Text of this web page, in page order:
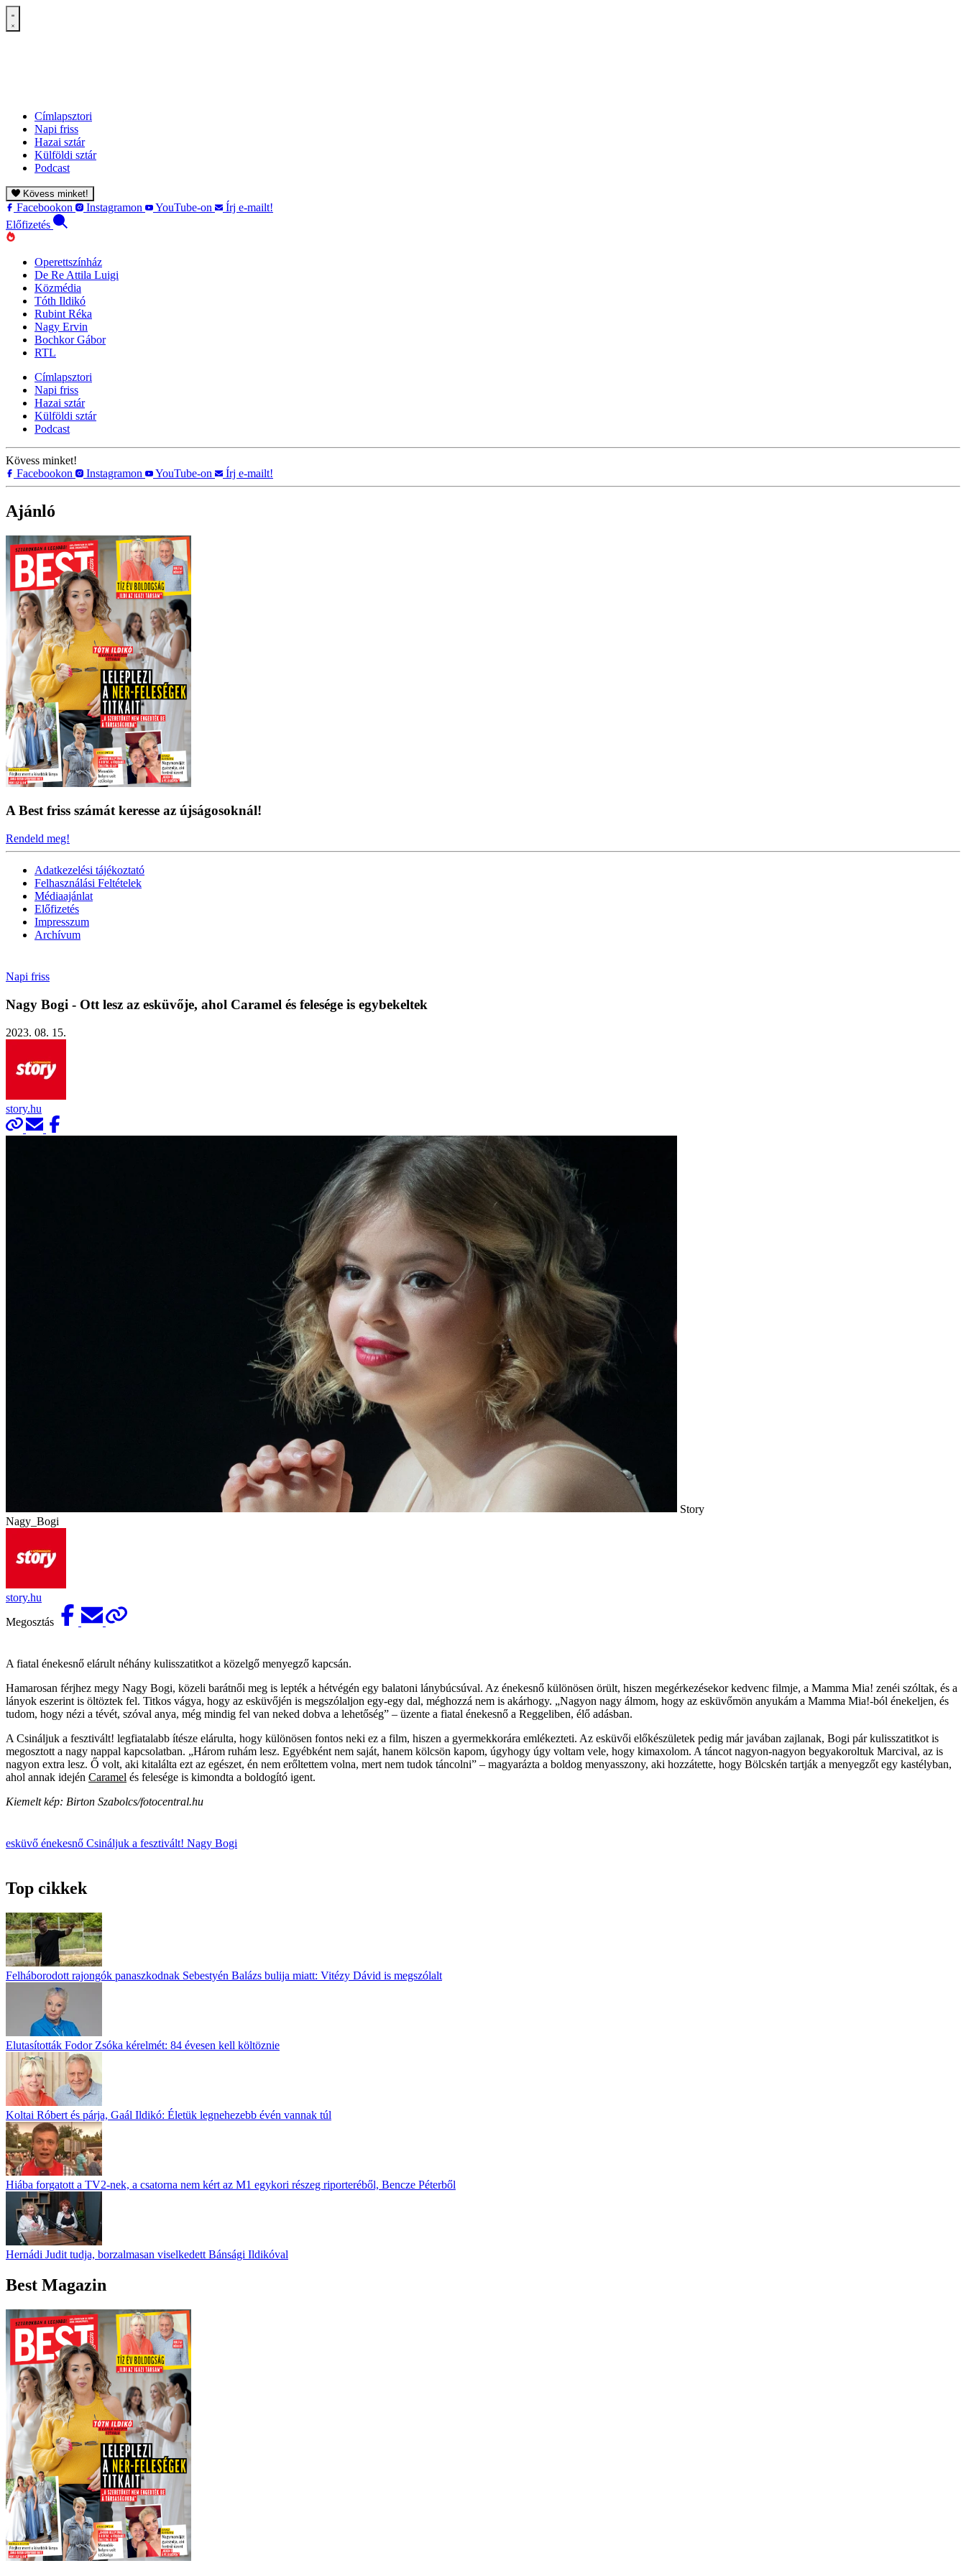
Címlapsztori
Napi friss
Hazai sztár
Külföldi sztár
Podcast
Kövess minket!
Facebookon Instagramon YouTube-on
Írj e-mailt!
Előfizetés
Operettszínház
De Re Attila Luigi
Közmédia
Tóth Ildikó
Rubint Réka
Nagy Ervin
Bochkor Gábor
RTL
Címlapsztori
Napi friss
Hazai sztár
Külföldi sztár
Podcast
Kövess minket!
Facebookon
Instagramon YouTube-on Írj e-mailt!
Ajánló
A Best friss számát keresse az újságosoknál!
Rendeld meg!
Adatkezelési tájékoztató
Felhasználási Feltételek
Médiaajánlat
Előfizetés
Impresszum
Archívum
Napi friss
Nagy Bogi - Ott lesz az esküvője, ahol Caramel és felesége is egybekeltek
2023. 08. 15.
story.hu
Story
Nagy_Bogi
story.hu
Megosztás
A fiatal énekesnő elárult néhány kulisszatitkot a közelgő menyegző kapcsán.
Hamarosan férjhez megy Nagy Bogi, közeli barátnői meg is lepték a hétvégén egy balatoni lánybúcsúval. Az énekesnő különösen örült, hiszen megérkezésekor kedvenc filmje, a Mamma Mia! zenéi szóltak, és a
lányok eszerint is öltöztek fel. Titkos vágya, hogy az esküvőjén is megszólaljon egy-egy dal, méghozzá nem is akárhogy. „Nagyon nagy álmom, hogy az esküvőmön anyukám a Mamma Mia!-ból énekeljen, és
tudom, hogy nézi a tévét, szóval anya, még mindig fel van neked dobva a lehetőség” – üzente a fiatal énekesnő a Reggeliben, élő adásban.
A Csináljuk a fesztivált! legfiatalabb ítésze elárulta, hogy különösen fontos neki ez a film, hiszen a gyermekkorára emlékezteti. Az esküvői előkészületek pedig már javában zajlanak, Bogi pár kulisszatitkot is
megosztott a nagy nappal kapcsolatban. „Három ruhám lesz. Egyébként nem saját, hanem kölcsön kapom, úgyhogy úgy voltam vele, hogy kimaxolom. A táncot nagyon-nagyon begyakoroltuk Marcival, az is
nagyon extra lesz. Ő volt, aki kitalálta ezt az egészet, én nem erőltettem volna, mert nem tudok táncolni” – magyarázta a boldog menyasszony, aki hozzátette, hogy Bölcskén tartják a menyegzőt egy kastélyban,
ahol annak idején Caramel és felesége is kimondta a boldogító igent.
Kiemelt kép: Birton Szabolcs/fotocentral.hu
esküvő énekesnő Csináljuk a fesztivált! Nagy Bogi
Top cikkek
Felháborodott rajongók panaszkodnak Sebestyén Balázs bulija miatt: Vitézy Dávid is megszólalt
Elutasították Fodor Zsóka kérelmét: 84 évesen kell költöznie
Koltai Róbert és párja, Gaál Ildikó: Életük legnehezebb évén vannak túl
Hiába forgatott a TV2-nek, a csatorna nem kért az M1 egykori részeg riporteréből, Bencze Péterből
Hernádi Judit tudja, borzalmasan viselkedett Bánsági Ildikóval
Best Magazin